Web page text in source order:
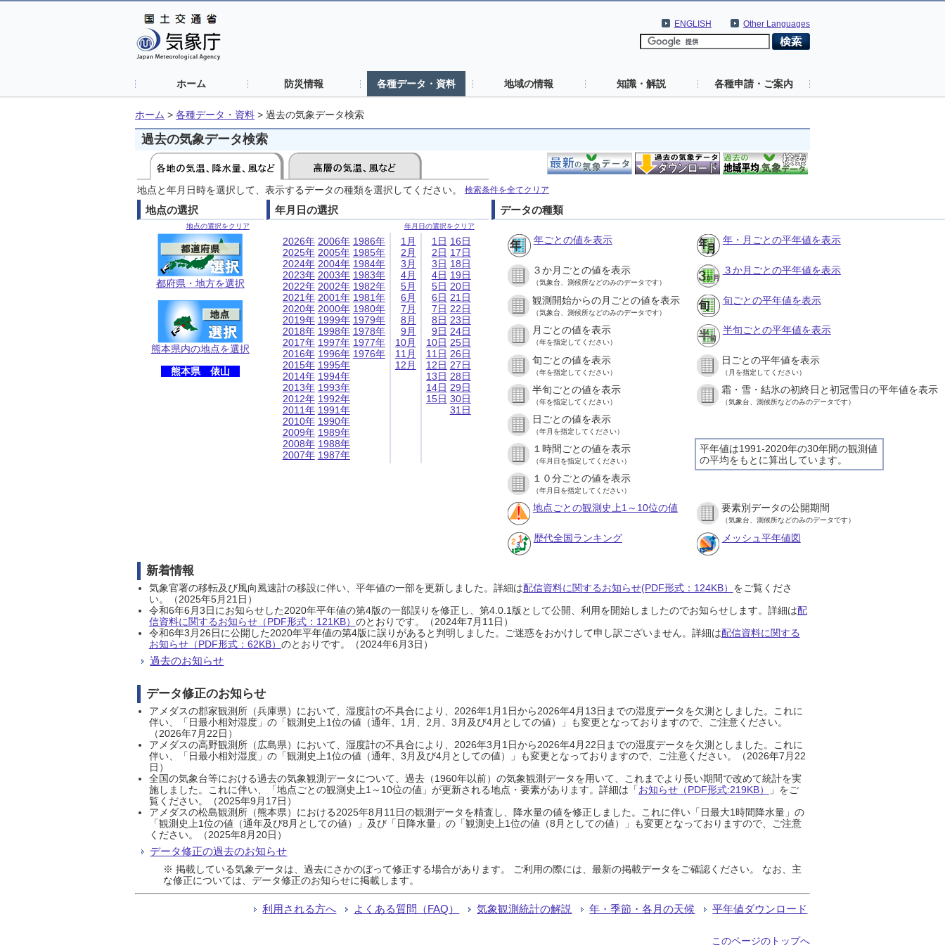
Other Languages
ENGLISH
ホーム 防災情報 各種データ・資料 地域の情報 知識・解説 各種申請・ご案内
ホーム > 各種データ・資料 > 過去の気象データ検索
過去の気象データ検索
地点と年月日時を選択して、表示するデータの種類を選択してください。 検索条件を全てクリア
地点の選択
地点の選択をクリア
都府県・地方を選択
熊本県内の地点を選択
熊本県 俵山
年月日の選択
年月日の選択をクリア
2026年
2025年
2024年
2023年
2022年
2021年
2020年
2019年
2018年
2017年
2016年
2015年
2014年
2013年
2012年
2011年
2010年
2009年
2008年
2007年
2006年
2005年
2004年
2003年
2002年
2001年
2000年
1999年
1998年
1997年
1996年
1995年
1994年
1993年
1992年
1991年
1990年
1989年
1988年
1987年
1986年
1985年
1984年
1983年
1982年
1981年
1980年
1979年
1978年
1977年
1976年
1月
2月
3月
4月
5月
6月
7月
8月
9月
10月
11月
12月
1日
2日
3日
4日
5日
6日
7日
8日
9日
10日
11日
12日
13日
14日
15日
16日
17日
18日
19日
20日
21日
22日
23日
24日
25日
26日
27日
28日
29日
30日
31日
データの種類
年ごとの値を表示 年・月ごとの平年値を表示
３か月ごとの値を表示
（気象台、測候所などのみのデータです）
３か月ごとの平年値を表示
観測開始からの月ごとの値を表示
（気象台、測候所などのみのデータです）
旬ごとの平年値を表示
月ごとの値を表示
（年を指定してください）
半旬ごとの平年値を表示
旬ごとの値を表示
（年を指定してください）
日ごとの平年値を表示
（月を指定してください）
半旬ごとの値を表示
（年を指定してください）
霜・雪・結氷の初終日と初冠雪日の平年値を表示
（気象台、測候所などのみのデータです）
日ごとの値を表示
（年月を指定してください）
平年値は1991-2020年の30年間の観測値
の平均をもとに算出しています。
１時間ごとの値を表示
（年月日を指定してください）
１０分ごとの値を表示
（年月日を指定してください）
地点ごとの観測史上1～10位の値 要素別データの公開期間
（気象台、測候所などのみのデータです）
歴代全国ランキング メッシュ平年値図
新着情報
気象官署の移転及び風向風速計の移設に伴い、平年値の一部を更新しました。詳細は配信資料に関するお知らせ(PDF形式：124KB） をご覧くださ
い。（2025年5月21日）
令和6年6月3日にお知らせした2020年平年値の第4版の一部誤りを修正し、第4.0.1版として公開、利用を開始しましたのでお知らせします。詳細は配
信資料に関するお知らせ（PDF形式：121KB） のとおりです。（2024年7月11日）
令和6年3月26日に公開した2020年平年値の第4版に誤りがあると判明しました。ご迷惑をおかけして申し訳ございません。詳細は配信資料に関する
お知らせ（PDF形式：62KB） のとおりです。（2024年6月3日）
過去のお知らせ
データ修正のお知らせ
アメダスの郡家観測所（兵庫県）において、湿度計の不具合により、2026年1月1日から2026年4月13日までの湿度データを欠測としました。これに
伴い、「日最小相対湿度」の「観測史上1位の値（通年、1月、2月、3月及び4月としての値）」も変更となっておりますので、ご注意ください。
（2026年7月22日）
アメダスの高野観測所（広島県）において、湿度計の不具合により、2026年3月1日から2026年4月22日までの湿度データを欠測としました。これに
伴い、「日最小相対湿度」の「観測史上1位の値（通年、3月及び4月としての値）」も変更となっておりますので、ご注意ください。（2026年7月22
日）
全国の気象台等における過去の気象観測データについて、過去（1960年以前）の気象観測データを用いて、これまでより長い期間で改めて統計を実
施しました。これに伴い、「地点ごとの観測史上1～10位の値」が更新される地点・要素があります。詳細は「お知らせ（PDF形式:219KB）
」をご
覧ください。（2025年9月17日）
アメダスの松島観測所（熊本県）における2025年8月11日の観測データを精査し、降水量の値を修正しました。これに伴い「日最大1時間降水量」の
「観測史上1位の値（通年及び8月としての値）」及び「日降水量」の「観測史上1位の値（8月としての値）」も変更となっておりますので、ご注意
ください。（2025年8月20日）
データ修正の過去のお知らせ
※ 掲載している気象データは、過去にさかのぼって修正する場合があります。 ご利用の際には、最新の掲載データをご確認ください。 なお、主
な修正については、データ修正のお知らせに掲載します。
利用される方へ よくある質問（FAQ） 気象観測統計の解説 年・季節・各月の天候 平年値ダウンロード
このページのトップへ